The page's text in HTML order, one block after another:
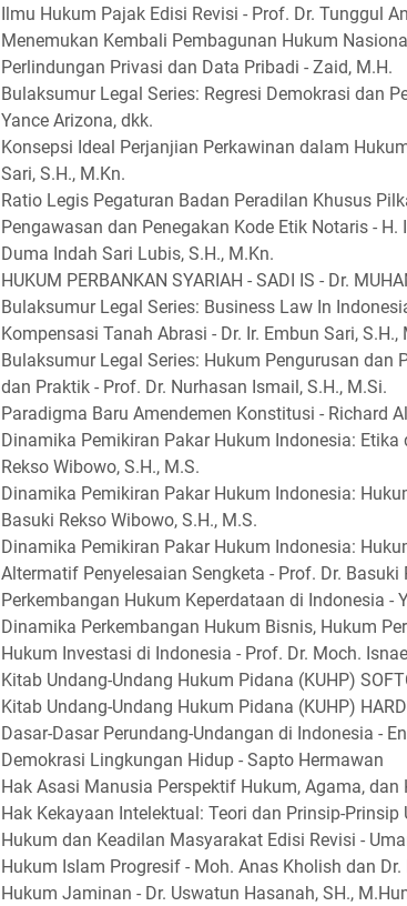
Ilmu Hukum Pajak Edisi Revisi - Prof. Dr. Tunggul
Menemukan Kembali Pembagunan Hukum
Perlindungan Privasi dan Data Pribadi - Zaid, M.H.
Bulaksumur Legal Series: Regresi Demokrasi dan
Yance Arizona, dkk.
Konsepsi Ideal Perjanjian Perkawinan dalam
Sari, S.H., M.Kn.
Ratio Legis Pegaturan Badan Peradilan Khusus
Pengawasan dan Penegakan Kode Etik Notaris - H.
Duma Indah Sari Lubis, S.H., M.Kn.
HUKUM PERBANKAN SYARIAH - SADI IS - Dr.
Bulaksumur Legal Series: Business Law In
Kompensasi Tanah Abrasi - Dr. Ir. Embun Sari, S.H.,
Bulaksumur Legal Series: Hukum Pengurusan dan
dan Praktik - Prof. Dr. Nurhasan Ismail, S.H., M.Si.
Paradigma Baru Amendemen Konstitusi - Richard
Dinamika Pemikiran Pakar Hukum Indonesia: Etika
Rekso Wibowo, S.H., M.S.
Dinamika Pemikiran Pakar Hukum Indonesia:
Basuki Rekso Wibowo, S.H., M.S.
Dinamika Pemikiran Pakar Hukum Indonesia:
Altermatif Penyelesaian Sengketa - Prof. Dr. Basuki
Perkembangan Hukum Keperdataan di Indonesia -
Dinamika Perkembangan Hukum Bisnis, Hukum
Hukum Investasi di Indonesia - Prof. Dr. Moch.
Kitab Undang-Undang Hukum Pidana (KUHP)
Kitab Undang-Undang Hukum Pidana (KUHP)
Dasar-Dasar Perundang-Undangan di Indonesia -
Demokrasi Lingkungan Hidup - Sapto Hermawan
Hak Asasi Manusia Perspektif Hukum, Agama,
Hak Kekayaan Intelektual: Teori dan Prinsip-Prinsip
Hukum dan Keadilan Masyarakat Edisi Revisi -
Hukum Islam Progresif - Moh. Anas Kholish dan Dr.
Hukum Jaminan - Dr. Uswatun Hasanah, SH.,